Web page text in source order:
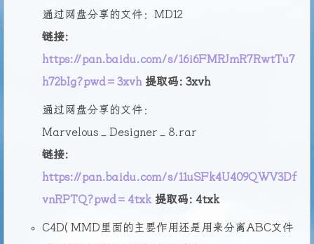
通过网盘分享的文件：MD12
链接:
https://pan.baidu.com/s/16i6FMRJmR7RwtTu7
h72bIg?pwd=3xvh 提取码: 3xvh
通过网盘分享的文件：
Marvelous_Designer_8.rar
链接:
https://pan.baidu.com/s/11uSFk4U409QWV3Df
vnRPTQ?pwd=4txk 提取码: 4txk
C4D(MMD里面的主要作用还是用来分离ABC文件